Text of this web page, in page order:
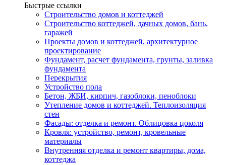
Быстрые ссылки
Строительство домов и коттеджей
Строительство коттеджей, дачных домов, бань,
гаражей
Проекты домов и коттеджей, архитектурное
проектирование
Фундамент, расчет фундамента, грунты, заливка
фундамента
Перекрытия
Устройство пола
Бетон, ЖБИ, кирпич, газоблоки, пеноблоки
Утепление домов и коттеджей. Теплоизоляция
стен
Фасады: отделка и ремонт. Облицовка цоколя
Кровля: устройство, ремонт, кровельные
материалы
Внутренняя отделка и ремонт квартиры, дома,
коттеджа